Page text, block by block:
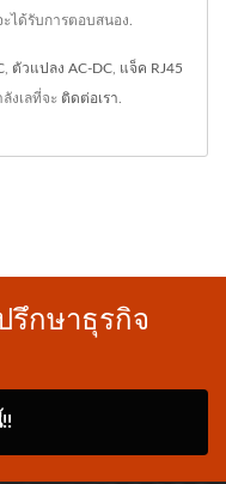
ได้รับการตอบสนอง.
ตัวแปลง AC-DC แจ็ค RJ45
งเลที่จะ ติดต่อเรา
รึกษาธุรกิจ